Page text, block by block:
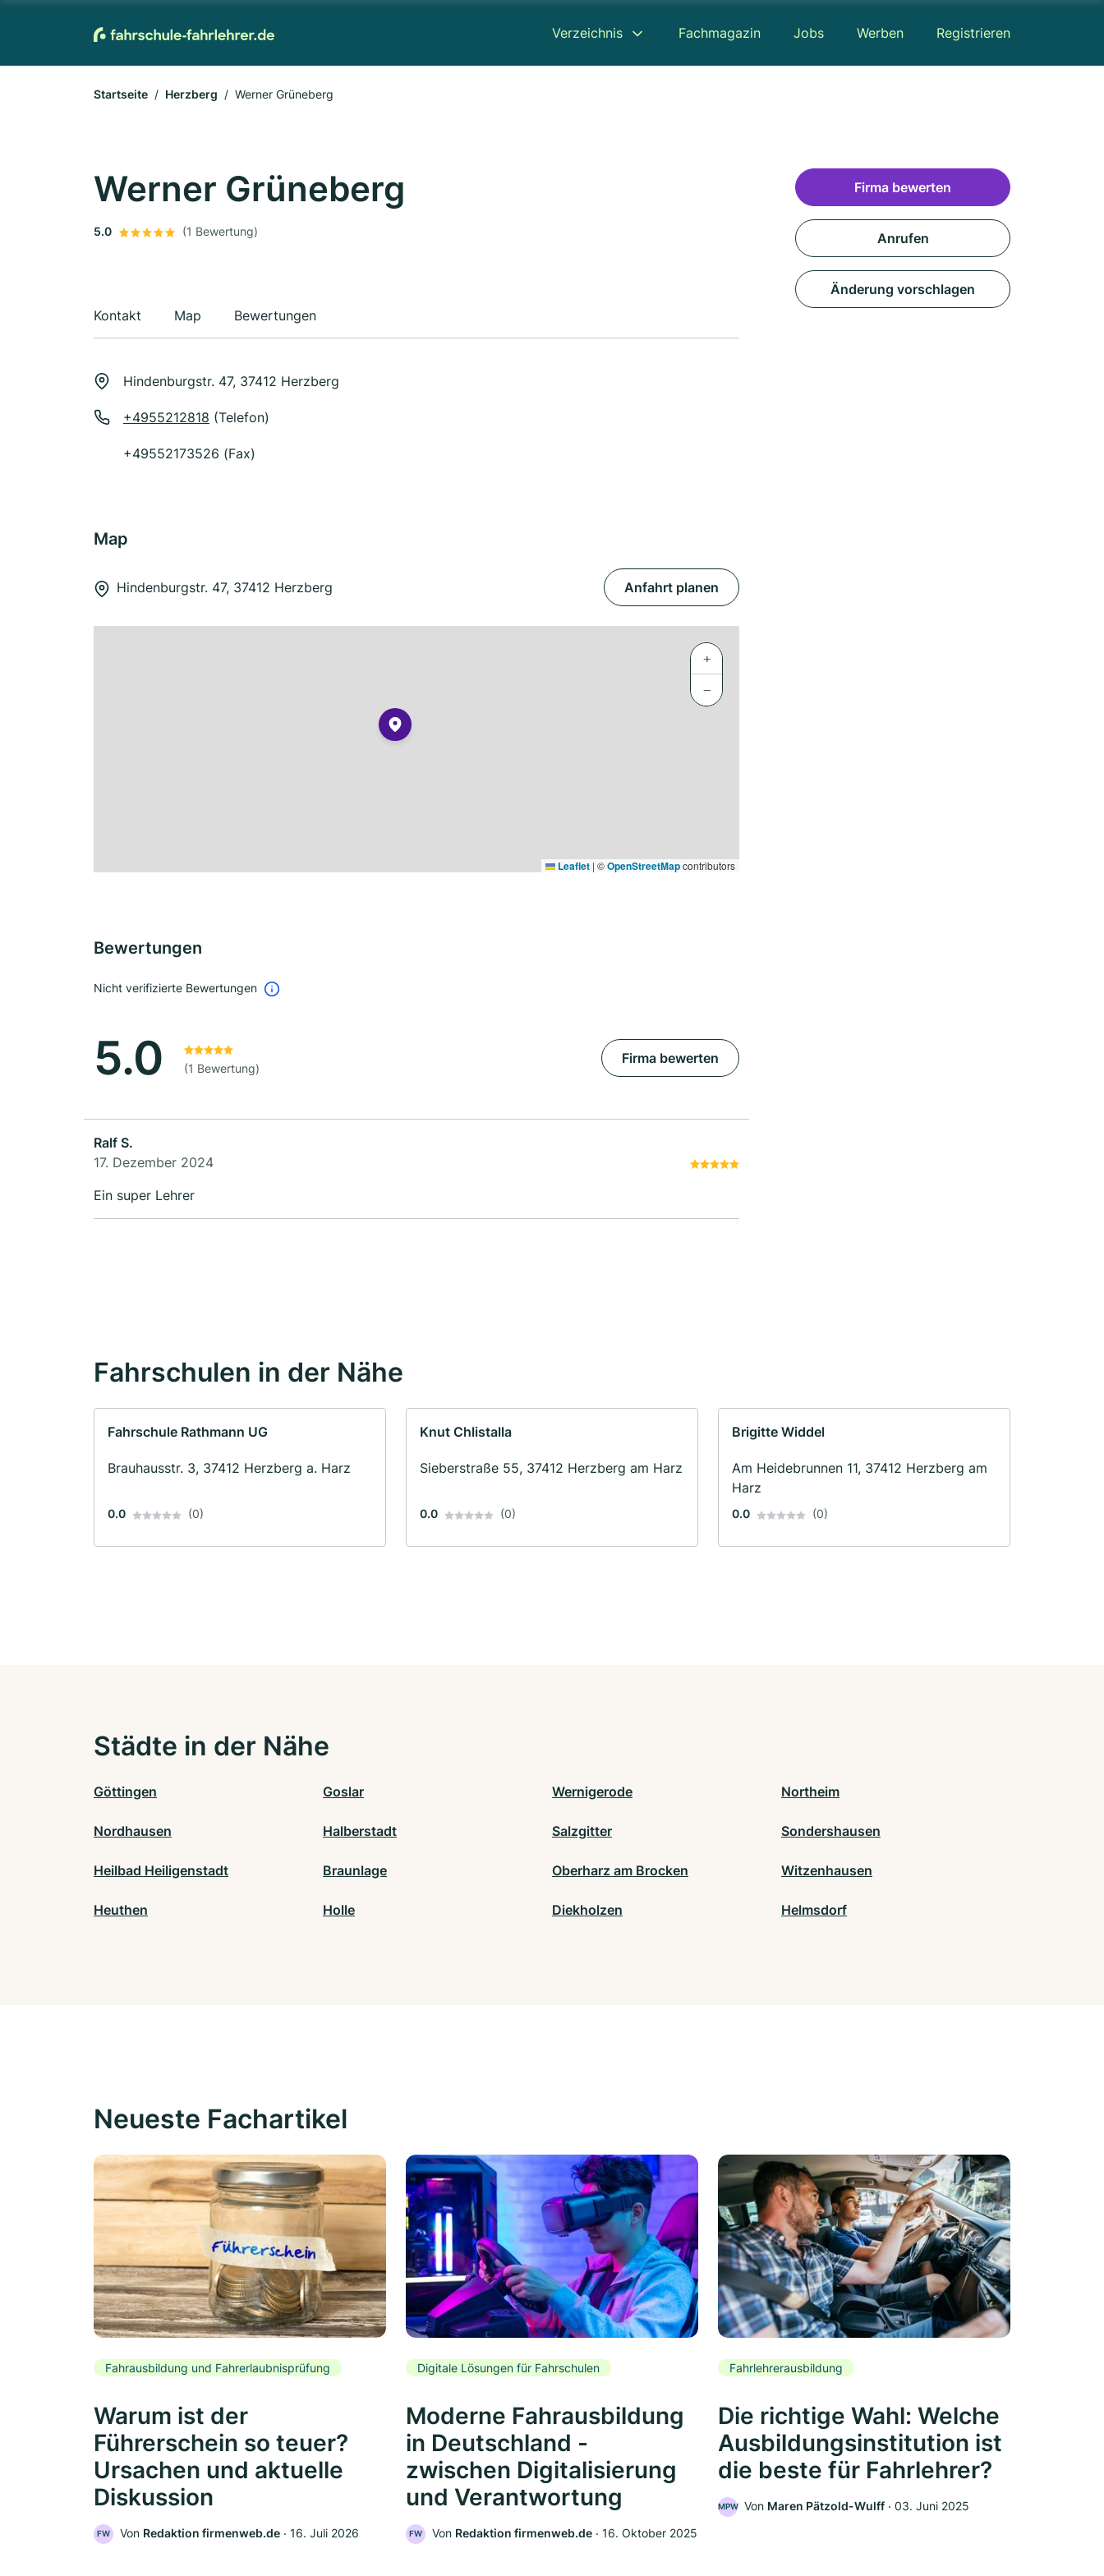
Verzeichnis Fachmagazin Jobs Werben Registrieren
Startseite Herzberg Werner Grüneberg
Werner Grüneberg
5.0 (1 Bewertung)
Kontakt Map Bewertungen
Hindenburgstr. 47, 37412 Herzberg
+4955212818 (Telefon)
+49552173526 (Fax)
Map
Hindenburgstr. 47, 37412 Herzberg Anfahrt planen
+
−
Leaflet | ©OpenStreetMapcontributors
Bewertungen
Nicht verifizierte Bewertungen
5.0 (1 Bewertung)
Firma bewerten
Ralf S.
17. Dezember 2024
Ein super Lehrer
Firma bewerten
Anrufen
Änderung vorschlagen
Fahrschulen in der Nähe
Fahrschule Rathmann UG
Brauhausstr. 3, 37412 Herzberg a. Harz
0.0 (0)
Knut Chlistalla
Sieberstraße 55, 37412 Herzberg am Harz
0.0 (0)
Brigitte Widdel
Am Heidebrunnen 11, 37412 Herzberg am
Harz
0.0 (0)
Städte in der Nähe
Göttingen Goslar Wernigerode Northeim
Nordhausen Halberstadt Salzgitter Sondershausen
Heilbad Heiligenstadt Braunlage Oberharz am Brocken Witzenhausen
Heuthen Holle Diekholzen Helmsdorf
Neueste Fachartikel
Fahrausbildung und Fahrerlaubnisprüfung
Warum ist der
Führerschein so teuer?
Ursachen und aktuelle
Diskussion
FW Von Redaktion firmenweb.de ‧ 16. Juli 2026
Digitale Lösungen für Fahrschulen
Moderne Fahrausbildung
in Deutschland -
zwischen Digitalisierung
und Verantwortung
FW Von Redaktion firmenweb.de ‧ 16. Oktober 2025
Fahrlehrerausbildung
Die richtige Wahl: Welche
Ausbildungsinstitution ist
die beste für Fahrlehrer?
MPW Von Maren Pätzold-Wulff ‧ 03. Juni 2025